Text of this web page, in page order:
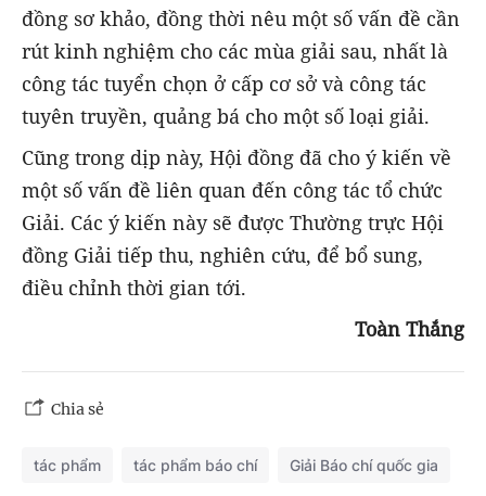
đồng sơ khảo, đồng thời nêu một số vấn đề cần
rút kinh nghiệm cho các mùa giải sau, nhất là
công tác tuyển chọn ở cấp cơ sở và công tác
tuyên truyền, quảng bá cho một số loại giải.
Cũng trong dịp này, Hội đồng đã cho ý kiến về
một số vấn đề liên quan đến công tác tổ chức
Giải. Các ý kiến này sẽ được Thường trực Hội
đồng Giải tiếp thu, nghiên cứu, để bổ sung,
điều chỉnh thời gian tới.
Toàn Thắng
Chia sẻ
tác phẩm tác phẩm báo chí Giải Báo chí quốc gia